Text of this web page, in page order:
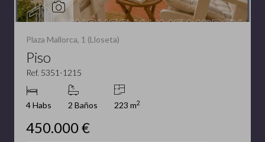
Plaza Mallorca, 1 (Lloseta)
Piso
Ref. 5351-1215
4 Habs 2 Baños 223 m2
450.000 €